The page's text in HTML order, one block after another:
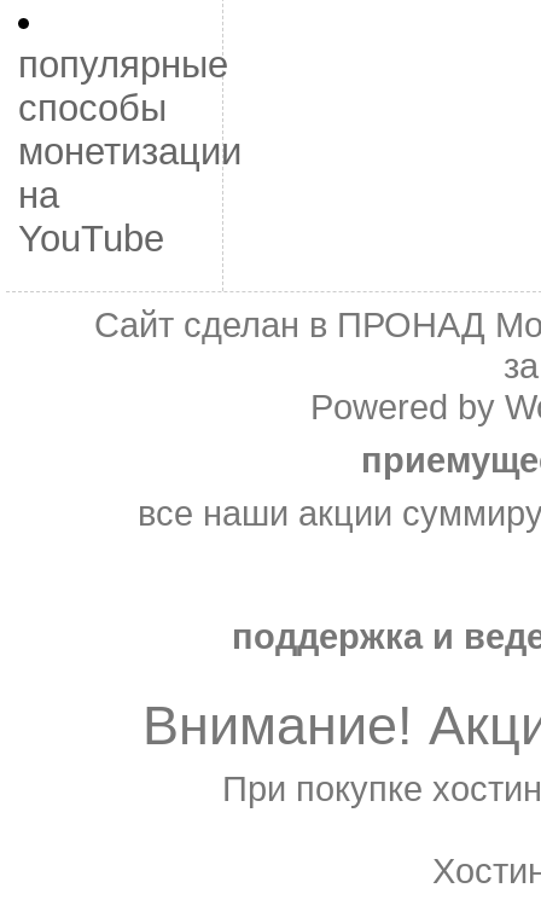
популярные
способы
монетизации
на
YouTube
Сайт сделан в ПРОНАД
Powered by
все наши акции
поддержка и
Внимание!
При покупке